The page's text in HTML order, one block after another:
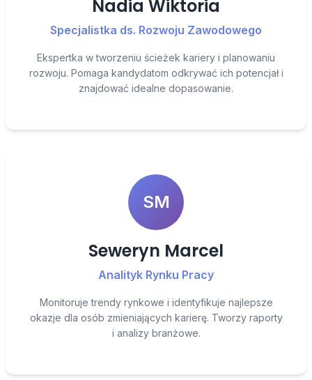
Nadia Wiktoria
Specjalistka ds. Rozwoju Zawodowego
Ekspertka w tworzeniu ścieżek kariery i planowaniu
rozwoju. Pomaga kandydatom odkrywać ich potencjał i
znajdować idealne dopasowanie.
SM
Seweryn Marcel
Analityk Rynku Pracy
Monitoruje trendy rynkowe i identyfikuje najlepsze
okazje dla osób zmieniających karierę. Tworzy raporty
i analizy branżowe.